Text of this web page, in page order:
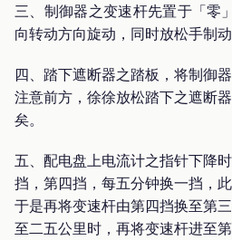
三、制御器之变速杆先置于「零
向转动方向旋动，同时放松手制动
四、踏下遮断器之踏板，将制御
注意前方，徐徐放松踏下之遮断
矣。
五、配电盘上电流计之指针下降
挡，第四挡，每五分钟换一挡，
于是再将变速杆由第四挡换至第
至二五公里时，再将变速杆进至